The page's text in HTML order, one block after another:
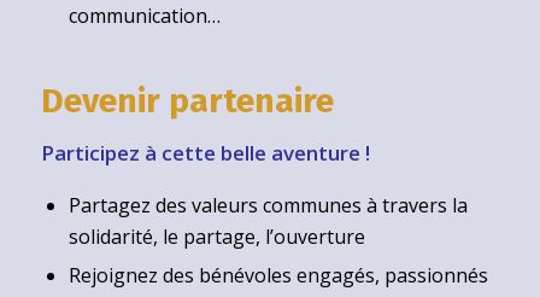
communication…
Devenir partenaire
Participez à cette belle aventure !
Partagez des valeurs communes à travers la
solidarité, le partage, l’ouverture
Rejoignez des bénévoles engagés, passionnés